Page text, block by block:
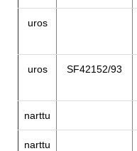
uros
uros SF42152/93
narttu
narttu